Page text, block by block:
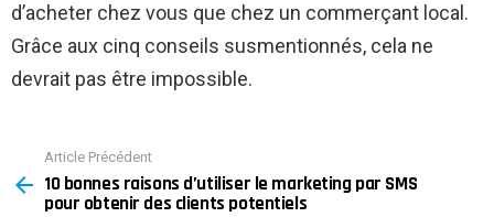
d’acheter chez vous que chez un commerçant local.
Grâce aux cinq conseils susmentionnés, cela ne
devrait pas être impossible.
more
Article Précédent
10 bonnes raisons d’utiliser le marketing par SMS
pour obtenir des clients potentiels